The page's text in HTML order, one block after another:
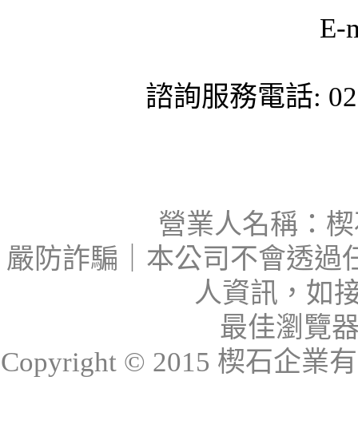
E-
諮詢服務電話:
營業人名稱：
嚴防詐騙｜本公司不會透過
人資訊，如
最佳瀏覽
Copyright © 2015 楔石企業